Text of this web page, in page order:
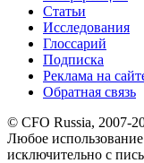
Статьи
Исследования
Глоссарий
Подписка
Реклама на
Обратная связь
© CFO Russia, 2007-
Любое
исключительно с